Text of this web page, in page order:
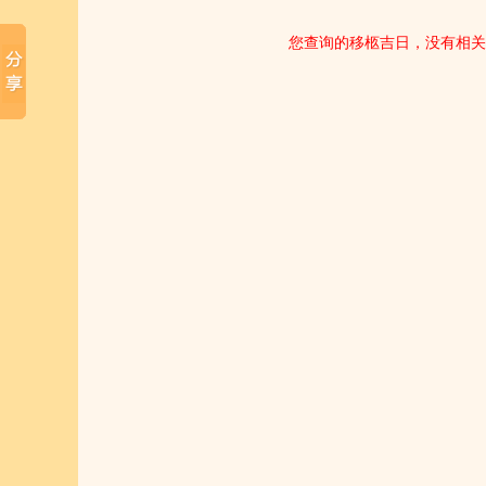
您查询的移柩吉日，没有相